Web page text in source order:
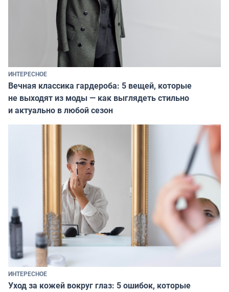
ИНТЕРЕСНОЕ
Вечная классика гардероба: 5 вещей, которые
не выходят из моды — как выглядеть стильно
и актуально в любой сезон
ИНТЕРЕСНОЕ
Уход за кожей вокруг глаз: 5 ошибок, которые